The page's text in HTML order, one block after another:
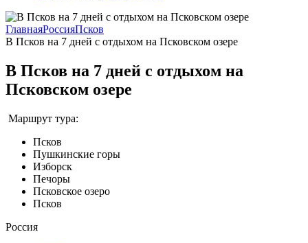
ГлавнаяРоссияПсков
В Псков на 7 дней с отдыхом на Псковском озере
В Псков на 7 дней с отдыхом на
Псковском озере
Маршрут тура:
Псков
Пушкинские горы
Изборск
Печоры
Псковское озеро
Псков
Россия